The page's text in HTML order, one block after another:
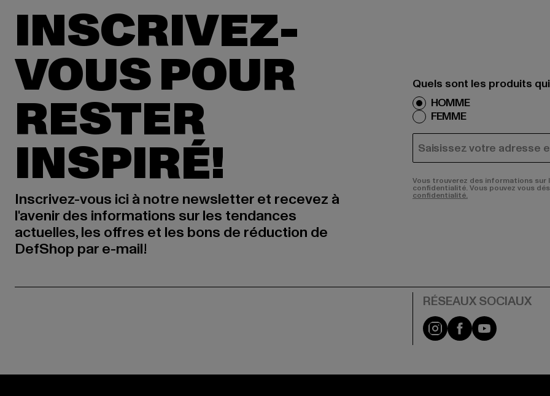
INSCRIVEZ-
VOUS POUR
RESTER
INSPIRÉ!
Inscrivez-vous ici à notre newsletter et recevez à
l'avenir des informations sur les tendances
actuelles, les offres et les bons de réduction de
DefShop par e-mail!
Quels sont les produits
HOMME
FEMME
COURRIEL
Vous trouverez des informations
confidentialité. Vous pouvez vous
confidentialité.
Visit our Instagram
Visit ourVisit our